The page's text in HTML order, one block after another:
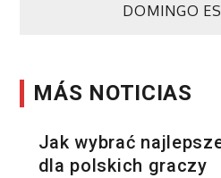
DOMINGO
MÁS NOTICIAS
Jak wybrać
dla polskich graczy